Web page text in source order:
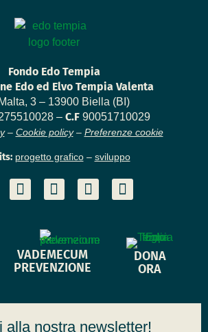
Fondo Edo Tempia
Edo ed Elvo Tempia Valenta
3 – 13900 Biella (BI)
– C.F90051710029
– Cookie policy– Preferenze cookie
progetto grafico– sviluppo
VADEMECUM
PREVENZIONE
DONA
ORA
alla nostra newsletter!